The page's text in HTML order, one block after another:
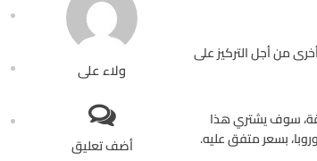
ولاء على
أضف تعليق
من أجل التركيز على
طلب طاقة، سوف يشتري هذا
بسعر متفق عليه.